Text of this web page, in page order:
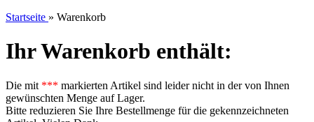
Startseite » Warenkorb
Ihr Warenkorb enthält:
Die mit *** markierten Artikel sind leider nicht in der von Ihnen
gewünschten Menge auf Lager.
Bitte reduzieren Sie Ihre Bestellmenge für die gekennzeichneten